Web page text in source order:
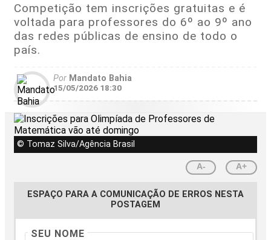
Competição tem inscrições gratuitas e é
voltada para professores do 6º ao 9º ano
das redes públicas de ensino de todo o
país.
Por Mandato Bahia
15/05/2026 18:30
© Tomaz Silva/Agência Brasil
A- A+
ESPAÇO PARA A COMUNICAÇÃO DE ERROS NESTA
POSTAGEM
SEU NOME